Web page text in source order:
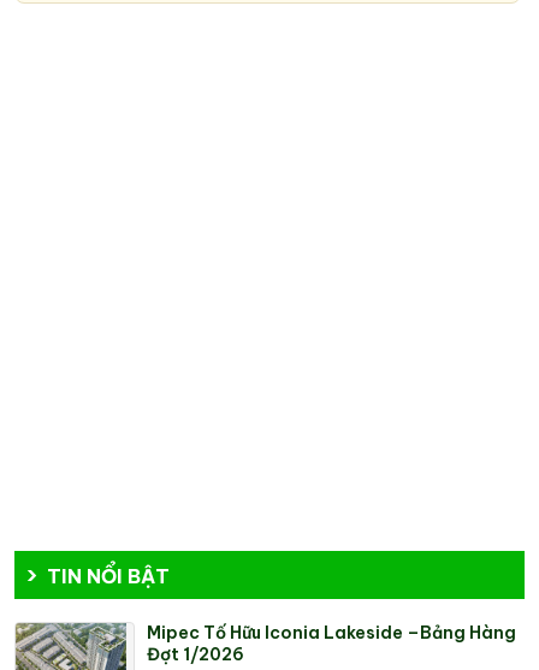
TIN NỔI BẬT
Mipec Tố Hữu Iconia Lakeside –Bảng Hàng
Đợt 1/2026